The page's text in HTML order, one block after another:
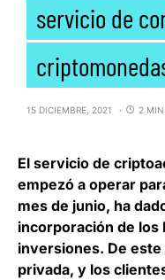
servicio de
15 DICIEMBRE, 2021 2
El servicio de
empezó a operar
mes de junio, ha
incorporación de los
inversiones. De
privada, y los